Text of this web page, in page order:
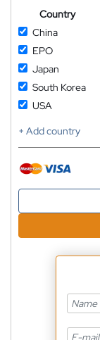
Country
China
EPO
Japan
South Korea
USA
+ Add country